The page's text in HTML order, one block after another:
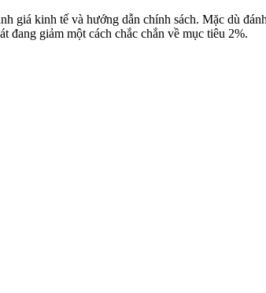
kinh tế và hướng dẫn chính sách. Mặc dù
đang giảm một cách chắc chắn về mục tiêu 2%.